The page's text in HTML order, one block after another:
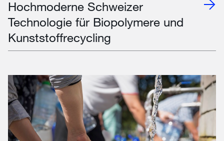
Hochmoderne Schweizer
Technologie für Biopolymere und
Kunststoffrecycling